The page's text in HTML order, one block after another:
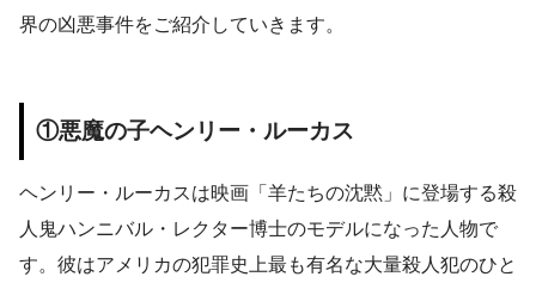
界の凶悪事件をご紹介していきます。
①悪魔の子ヘンリー・ルーカス
ヘンリー・ルーカスは映画「羊たちの沈黙」に登場する殺
人鬼ハンニバル・レクター博士のモデルになった人物で
す。彼はアメリカの犯罪史上最も有名な大量殺人犯のひと